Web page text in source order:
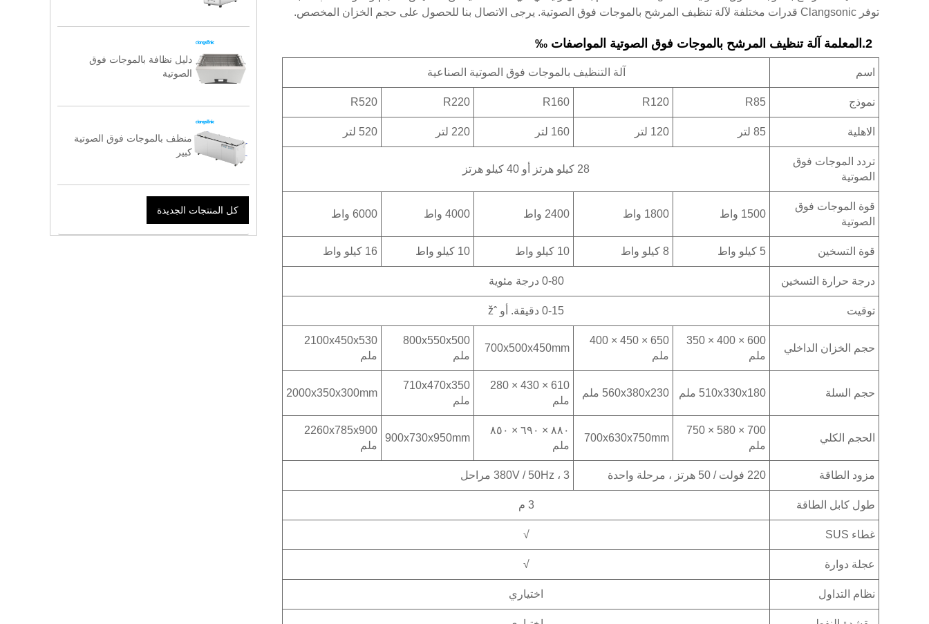
دليل نظافة بالموجات فوق
الصوتية
منظف ​​بالموجات فوق الصوتية
كبير
كل المنتجات الجديدة
توفر Clangsonic قدرات مختلفة لآلة تنظيف المرشح بالموجات فوق الصوتية. يرجى الاتصال بنا للحصول على حجم الخزان المخصص.
2.المعلمة آلة تنظيف المرشح بالموجات فوق الصوتية المواصفات ‰
اسم آلة التنظيف بالموجات فوق الصوتية الصناعية
نموذج R85
R120
R160
R220
R520
الاهلية 85 لتر 120 لتر 160 لتر 220 لتر 520 لتر
تردد الموجات فوق
الصوتية
28 كيلو هرتز أو 40 كيلو هرتز
قوة الموجات فوق
الصوتية
1500 واط 1800 واط 2400 واط 4000 واط 6000 واط
قوة التسخين 5 كيلو واط 8 كيلو واط 10 كيلو واط 10 كيلو واط 16 كيلو واط
درجة حرارة التسخين 0-80 درجة مئوية
توقيت 0-15 دقيقة. أو ˆž
حجم الخزان الداخلي
600 × 400 × 350
ملم
650 × 450 × 400
ملم
700x500x450mm
800x550x500
ملم
2100x450x530
ملم
حجم السلة 510x330x180 ملم 560x380x230 ملم
610 × 430 × 280
ملم
710x470x350
ملم
2000x350x300mm
الحجم الكلي
700 × 580 × 750
ملم
700x630x750mm
٨٨٠ × ٦٩٠ × ٨٥٠
ملم
900x730x950mm
2260x785x900
ملم
مزود الطاقة 220 فولت / 50 هرتز ، مرحلة واحدة 380V / 50Hz ، 3 مراحل
طول كابل الطاقة 3 م
غطاء SUS √
عجلة دوارة √
نظام التداول اختياري